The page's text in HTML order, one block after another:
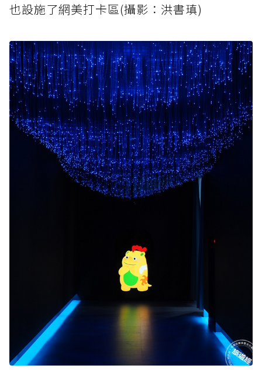
也設施了網美打卡區(攝影：洪書瑱)